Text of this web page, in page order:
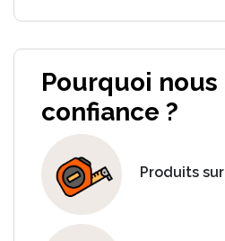
Pourquoi
confiance ?
Produits